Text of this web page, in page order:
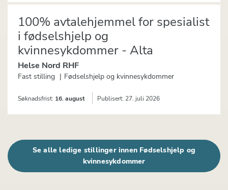
100% avtalehjemmel for spesialist
i fødselshjelp og
kvinnesykdommer - Alta
Helse Nord RHF
Fast stilling Fødselshjelp og kvinnesykdommer
Søknadsfrist: 16. august Publisert: 27. juli 2026
Se alle ledige stillinger innen Fødselshjelp og
kvinnesykdommer